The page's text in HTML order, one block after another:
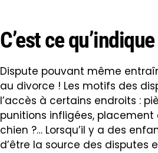
C’est ce
Dispute pouvant même
au divorce ! Les motifs des
l’accès à certains endroits :
punitions infligées,
chien ?… Lorsqu’il y a des
d’être la source des disputes